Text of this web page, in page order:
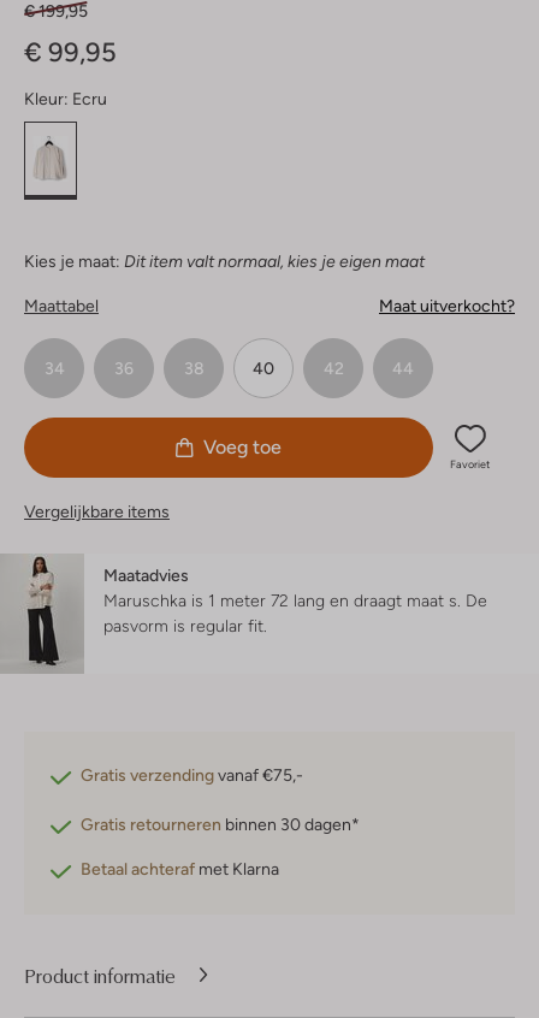
€ 199,95
€ 99,95
Kleur: Ecru
Kies je maat: Dit item valt normaal, kies je eigen maat
Maattabel Maat uitverkocht?
34 36 38 40 42 44
Voeg toe
Favoriet
Vergelijkbare items
Maatadvies
Maruschka is 1 meter 72 lang en draagt maat s. De
pasvorm is regular fit
Gratis verzendingvanaf €75,-
Gratis retourneren binnen 30 dagen*
Betaal achteraf met Klarna
Product informatie